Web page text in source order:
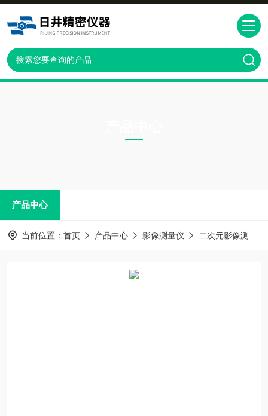
产品中心
当前位置： 首页 产品中心 影像测量仪 二次元影像测量仪